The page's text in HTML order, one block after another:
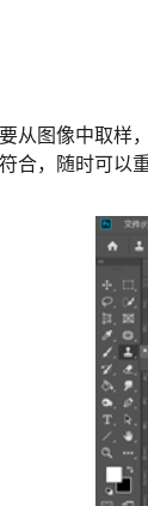
从图像中取样
合，随时可以